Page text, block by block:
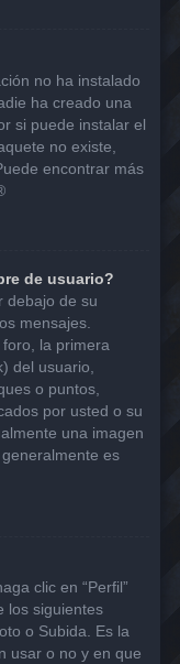
no ha instalado
ha creado una
si puede instalar el
no existe,
encontrar más
de usuario?
debajo de su
mensajes.
la primera
del usuario,
o puntos,
por usted o su
una imagen
es
clic en “Perfil”
los siguientes
o Subida. Es la
usar o no y en que